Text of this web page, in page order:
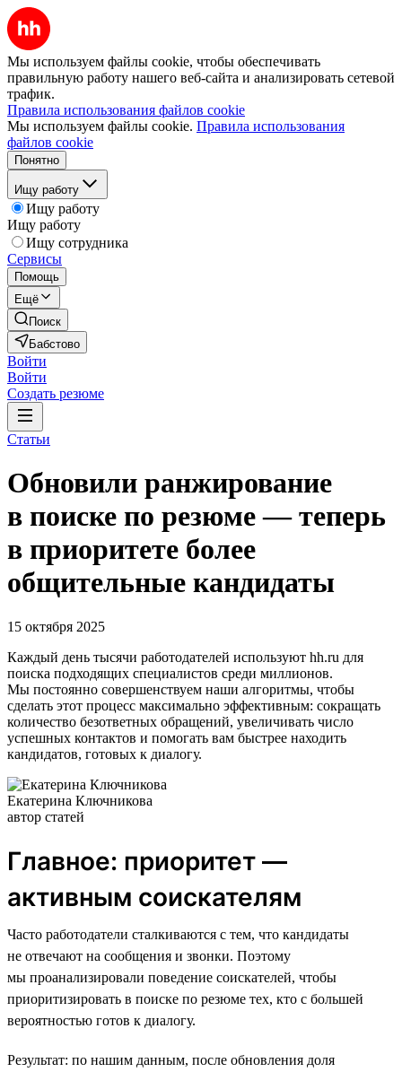
Мы используем файлы cookie, чтобы обеспечивать
правильную работу нашего веб-сайта и анализировать сетевой
трафик.
Правила использования файлов cookie
Мы используем файлы cookie. Правила использования
файлов cookie
Понятно
Ищу работу
Ищу работу
Ищу работу
Ищу сотрудника
Сервисы
Помощь
Ещё
Поиск
Бабстово
Войти
Войти
Создать резюме
Статьи
Обновили ранжирование
в поиске по резюме — теперь
в приоритете более
общительные кандидаты
15 октября 2025
Каждый день тысячи работодателей используют hh.ru для
поиска подходящих специалистов среди миллионов.
Мы постоянно совершенствуем наши алгоритмы, чтобы
сделать этот процесс максимально эффективным: сокращать
количество безответных обращений, увеличивать число
успешных контактов и помогать вам быстрее находить
кандидатов, готовых к диалогу.
Екатерина Ключникова
автор статей
Главное: приоритет —
активным соискателям
Часто работодатели сталкиваются с тем, что кандидаты
не отвечают на сообщения и звонки. Поэтому
мы проанализировали поведение соискателей, чтобы
приоритизировать в поиске по резюме тех, кто с большей
вероятностью готов к диалогу.
Результат: по нашим данным, после обновления доля